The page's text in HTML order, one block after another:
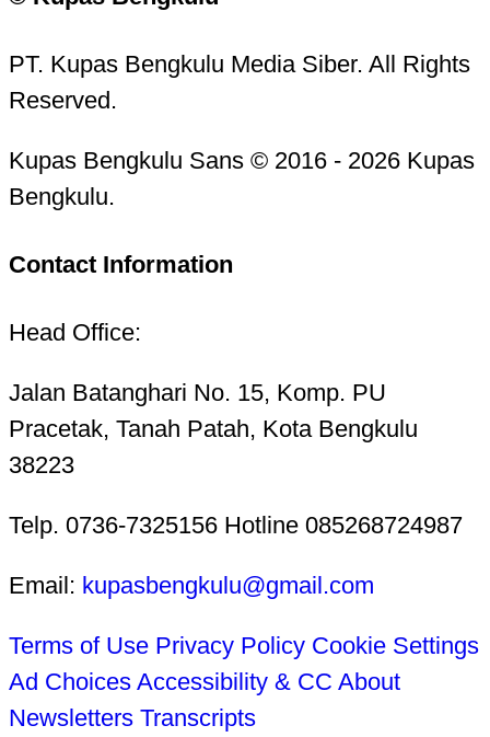
PT. Kupas Bengkulu Media Siber. All Rights
Reserved.
Kupas Bengkulu Sans © 2016 - 2026 Kupas
Bengkulu.
Contact Information
Head Office:
Jalan Batanghari No. 15, Komp. PU
Pracetak, Tanah Patah, Kota Bengkulu
38223
Telp. 0736-7325156 Hotline 085268724987
Email: kupasbengkulu@gmail.com
Terms of Use Privacy Policy Cookie Settings
Ad Choices Accessibility & CC About
Newsletters Transcripts